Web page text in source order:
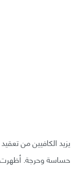
يزيد الكافيين من
حساسة وحرجة. أظهرت